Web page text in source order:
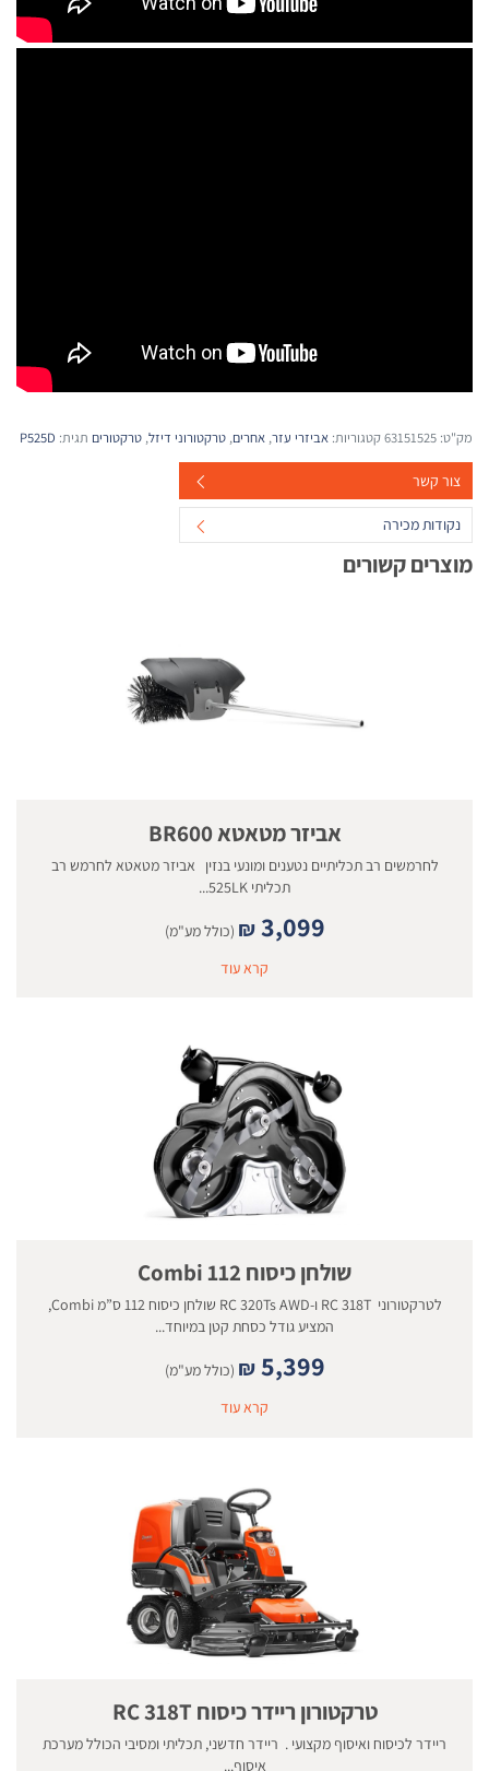
מק"ט: 63151525קטגוריות: אביזרי עזר, אחרים, טרקטורוני דיזל, טרקטורים תגית: P525D
צור קשר
נקודות מכירה
מוצרים קשורים
אביזר מטאטא BR600
לחרמשים רב תכליתיים נטענים ומונעי בנזין אביזר מטאטא לחרמש רב
תכליתי 525LK...
₪ 3,099
(כולל מע"מ)
קרא עוד
שולחן כיסוח 112 Combi
לטרקטורוני RC 318T ו-RC 320Ts AWD שולחן כיסוח 112 ס”מ Combi,
המציע גודל כסחת קטן במיוחד...
₪ 5,399
(כולל מע"מ)
קרא עוד
טרקטורון ריידר כיסוח RC 318T
ריידר לכיסוח ואיסוף מקצועי . ריידר חדשני, תכליתי ומסיבי הכולל מערכת
איסוף...